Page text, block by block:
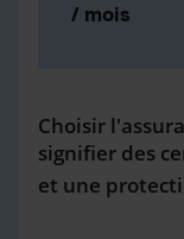
/ mois
Choisir
signifier des
et une